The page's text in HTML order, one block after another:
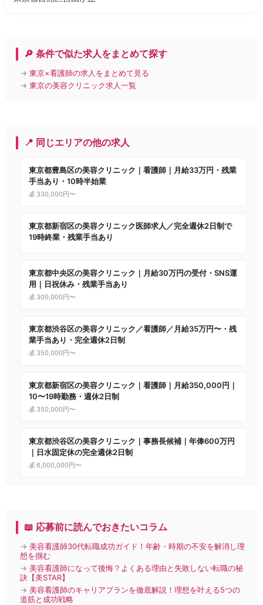
🔎 条件で似た求人をまとめて探す
→東京×看護師の求人をまとめて見る
→東京の美容クリニック求人一覧
📍 同じエリアの他の求人
東京都豊島区の美容クリニック｜看護師｜月給33万円・残業
手当あり・10時半始業
💰 330,000円〜
東京都新宿区の美容クリニック医師求人／完全週休2日制で
19時終業・残業手当あり
東京都中央区の美容クリニック｜月給30万円の受付・SNS運
用｜日祝休み・残業手当あり
💰 300,000円〜
東京都渋谷区の美容クリニック／看護師／月給35万円〜・残
業手当あり・完全週休2日制
💰 350,000円〜
東京都新宿区の美容クリニック｜看護師｜月給350,000円｜
10〜19時勤務・週休2日制
💰 350,000円〜
東京都渋谷区の美容クリニック｜事務長候補｜年俸600万円
｜日水固定休の完全週休2日制
💰 6,000,000円〜
📖 応募前に読んでおきたいコラム
→美容看護師30代転職成功ガイド！年齢・時期の不安を解消し理
想を掴む
→美容看護師になって後悔？よくある理由と失敗しない転職の秘
訣【美STAR】
→美容看護師のキャリアプランを徹底解説！理想を叶える5つの
道筋と成功戦略